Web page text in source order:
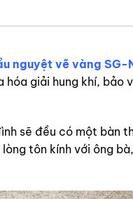
nguyệt vẽ vàng SG-
giải hung khí, bảo
sẽ đều có một bàn
tôn kính với ông